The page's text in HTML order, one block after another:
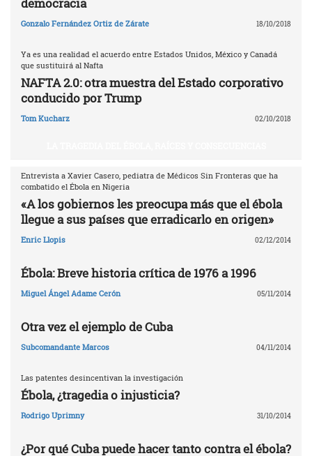
Gonzalo Fernández Ortiz de Zárate 18/10/2018
Ya es una realidad el acuerdo entre Estados Unidos, México y Canadá
que sustituirá al Nafta
NAFTA 2.0: otra muestra del Estado corporativo
conducido por Trump
Tom Kucharz 02/10/2018
Entrevista a Xavier Casero, pediatra de Médicos Sin Fronteras que ha
combatido el Ébola en Nigeria
«A los gobiernos les preocupa más que el ébola
llegue a sus países que erradicarlo en origen»
Enric Llopis 02/12/2014
Ébola: Breve historia crítica de 1976 a 1996
Miguel Ángel Adame Cerón 05/11/2014
Otra vez el ejemplo de Cuba
Subcomandante Marcos 04/11/2014
Las patentes desincentivan la investigación
Ébola, ¿tragedia o injusticia?
Rodrigo Uprimny 31/10/2014
¿Por qué Cuba puede hacer tanto contra el ébola?